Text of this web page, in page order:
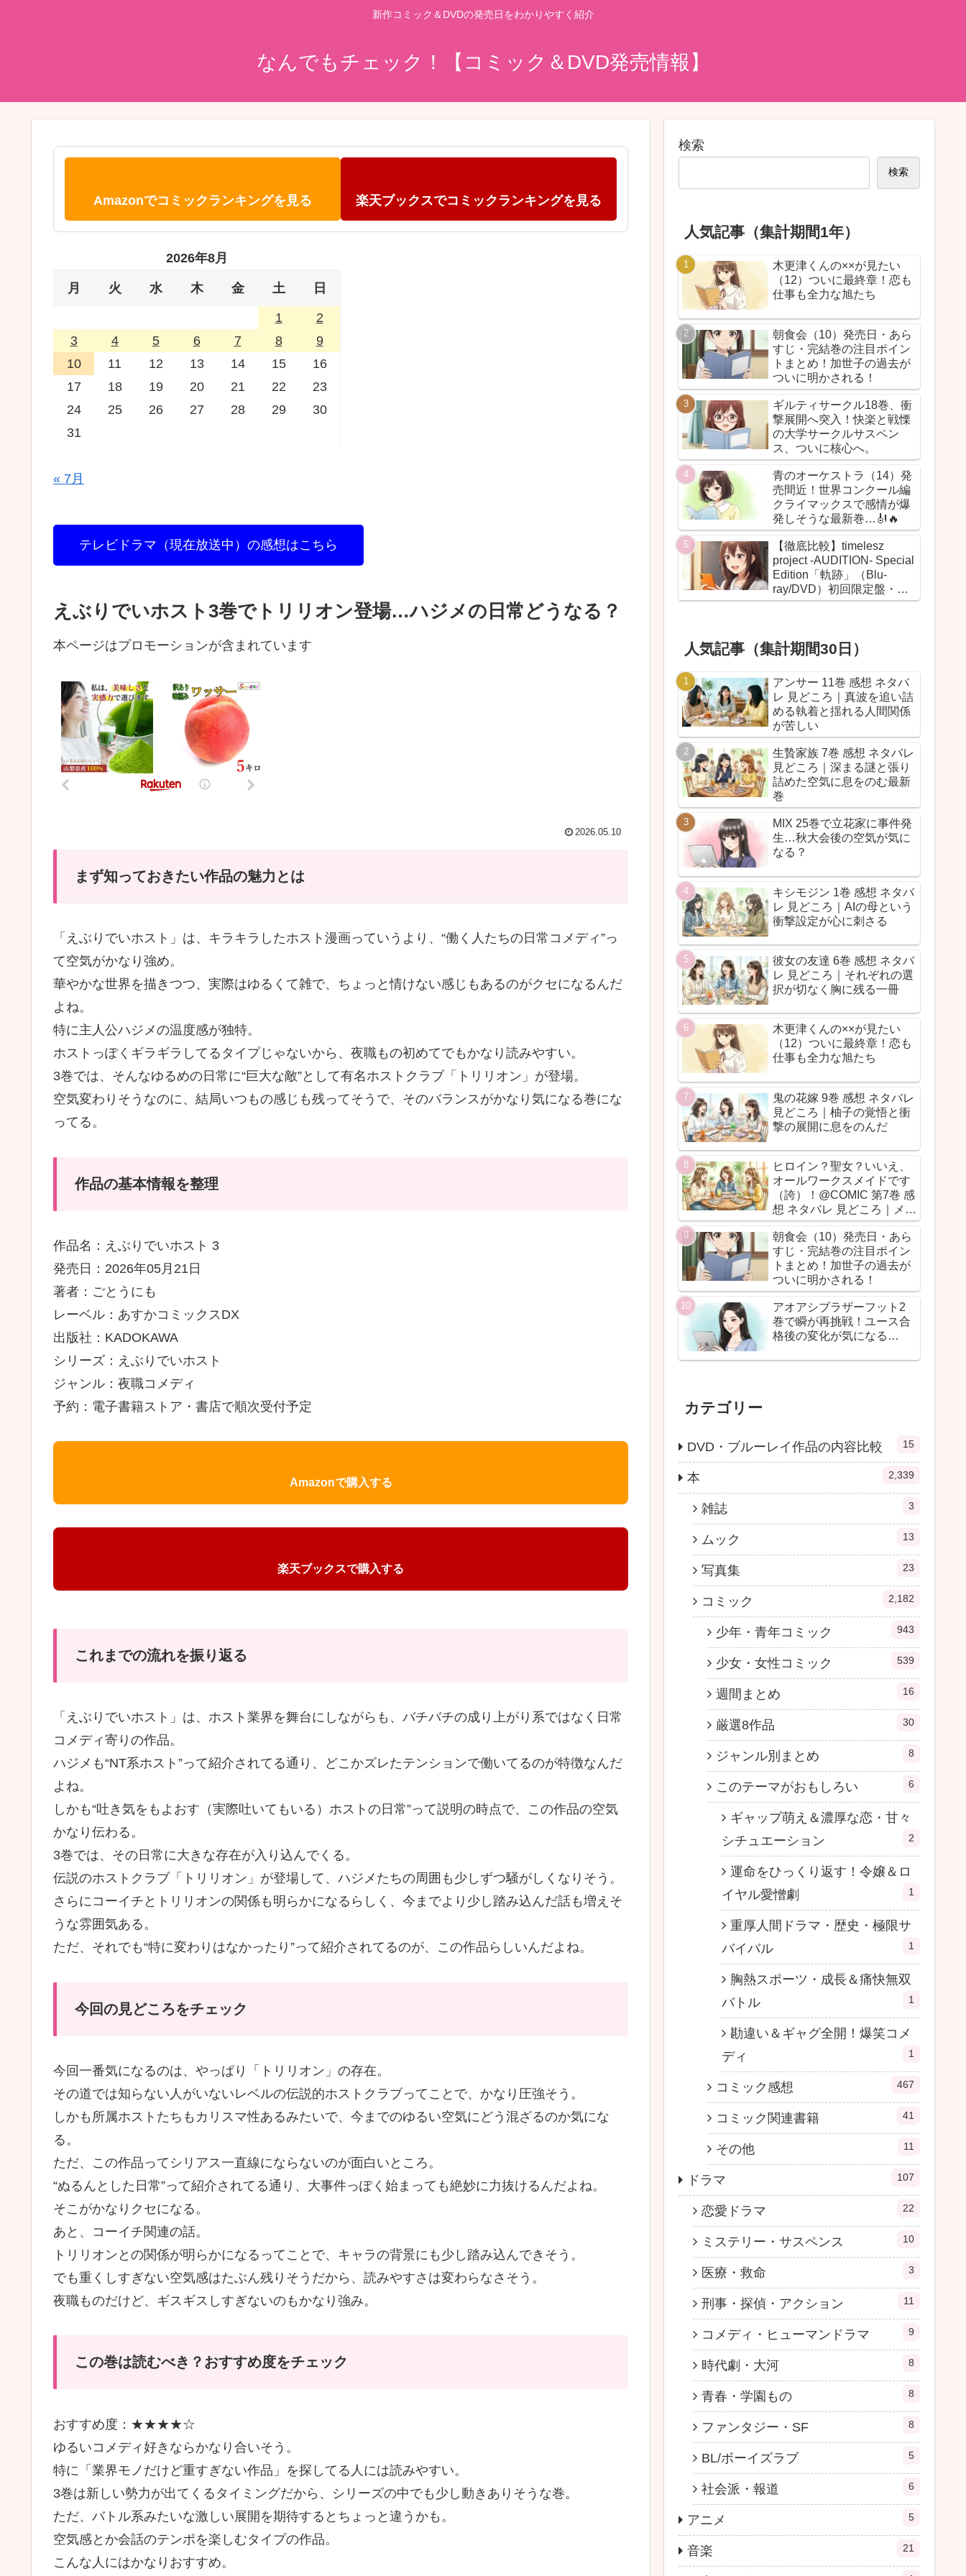
新作コミック＆DVDの発売日をわかりやすく紹介
なんでもチェック！【コミック＆DVD発売情報】
Amazonでコミックランキングを見る 楽天ブックスでコミックランキングを見る
2026年8月
月 火 水 木 金 土 日
1
2
3
4 5 6 7 8
9
10
11 12 13 14 15
16
17
18 19 20 21 22
23
24
25 26 27 28 29
30
31
« 7月
テレビドラマ（現在放送中）の感想はこちら
えぶりでいホスト3巻でトリリオン登場…ハジメの日常どうなる？
本ページはプロモーションが含まれています
2026.05.10
まず知っておきたい作品の魅力とは
「えぶりでいホスト」は、キラキラしたホスト漫画っていうより、“働く人たちの日常コメディ”っ
て空気がかなり強め。
華やかな世界を描きつつ、実際はゆるくて雑で、ちょっと情けない感じもあるのがクセになるんだ
よね。
特に主人公ハジメの温度感が独特。
ホストっぽくギラギラしてるタイプじゃないから、夜職もの初めてでもかなり読みやすい。
3巻では、そんなゆるめの日常に“巨大な敵”として有名ホストクラブ「トリリオン」が登場。
空気変わりそうなのに、結局いつもの感じも残ってそうで、そのバランスがかなり気になる巻にな
ってる。
作品の基本情報を整理
作品名：えぶりでいホスト 3
発売日：2026年05月21日
著者：ごとうにも
レーベル：あすかコミックスDX
出版社：KADOKAWA
シリーズ：えぶりでいホスト
ジャンル：夜職コメディ
予約：電子書籍ストア・書店で順次受付予定
Amazonで購入する
楽天ブックスで購入する
これまでの流れを振り返る
「えぶりでいホスト」は、ホスト業界を舞台にしながらも、バチバチの成り上がり系ではなく日常
コメディ寄りの作品。
ハジメも“NT系ホスト”って紹介されてる通り、どこかズレたテンションで働いてるのが特徴なんだ
よね。
しかも“吐き気をもよおす（実際吐いてもいる）ホストの日常”って説明の時点で、この作品の空気
かなり伝わる。
3巻では、その日常に大きな存在が入り込んでくる。
伝説のホストクラブ「トリリオン」が登場して、ハジメたちの周囲も少しずつ騒がしくなりそう。
さらにコーイチとトリリオンの関係も明らかになるらしく、今までより少し踏み込んだ話も増えそ
うな雰囲気ある。
ただ、それでも“特に変わりはなかったり”って紹介されてるのが、この作品らしいんだよね。
今回の見どころをチェック
今回一番気になるのは、やっぱり「トリリオン」の存在。
その道では知らない人がいないレベルの伝説的ホストクラブってことで、かなり圧強そう。
しかも所属ホストたちもカリスマ性あるみたいで、今までのゆるい空気にどう混ざるのか気にな
る。
ただ、この作品ってシリアス一直線にならないのが面白いところ。
“ぬるんとした日常”って紹介されてる通り、大事件っぽく始まっても絶妙に力抜けるんだよね。
そこがかなりクセになる。
あと、コーイチ関連の話。
トリリオンとの関係が明らかになるってことで、キャラの背景にも少し踏み込んできそう。
でも重くしすぎない空気感はたぶん残りそうだから、読みやすさは変わらなさそう。
夜職ものだけど、ギスギスしすぎないのもかなり強み。
この巻は読むべき？おすすめ度をチェック
おすすめ度：★★★★☆
ゆるいコメディ好きならかなり合いそう。
特に「業界モノだけど重すぎない作品」を探してる人には読みやすい。
3巻は新しい勢力が出てくるタイミングだから、シリーズの中でも少し動きありそうな巻。
ただ、バトル系みたいな激しい展開を期待するとちょっと違うかも。
空気感とか会話のテンポを楽しむタイプの作品。
こんな人にはかなりおすすめ。
検索
検索
人気記事（集計期間1年）
木更津くんの××が見たい
（12）ついに最終章！恋も
仕事も全力な旭たち
朝食会（10）発売日・あら
すじ・完結巻の注目ポイン
トまとめ！加世子の過去が
ついに明かされる！
ギルティサークル18巻、衝
撃展開へ突入！快楽と戦慄
の大学サークルサスペン
ス、ついに核心へ。
青のオーケストラ（14）発
売間近！世界コンクール編
クライマックスで感情が爆
発しそうな最新巻…🎻🔥
【徹底比較】timelesz
project -AUDITION- Special
Edition「軌跡」（Blu-
ray/DVD）初回限定盤・通
常盤の違いまとめ！【グッ
人気記事（集計期間30日）
アンサー 11巻 感想 ネタバ
レ 見どころ｜真波を追い詰
める執着と揺れる人間関係
が苦しい
生贄家族 7巻 感想 ネタバレ
見どころ｜深まる謎と張り
詰めた空気に息をのむ最新
巻
MIX 25巻で立花家に事件発
生…秋大会後の空気が気に
なる？
キシモジン 1巻 感想 ネタバ
レ 見どころ｜AIの母という
衝撃設定が心に刺さる
彼女の友達 6巻 感想 ネタバ
レ 見どころ｜それぞれの選
択が切なく胸に残る一冊
木更津くんの××が見たい
（12）ついに最終章！恋も
仕事も全力な旭たち
鬼の花嫁 9巻 感想 ネタバレ
見どころ｜柚子の覚悟と衝
撃の展開に息をのんだ
ヒロイン？聖女？いいえ、
オールワークスメイドです
（誇）！@COMIC 第7巻 感
想 ネタバレ 見どころ｜メイ
ド魂が今回も全力だった
朝食会（10）発売日・あら
すじ・完結巻の注目ポイン
トまとめ！加世子の過去が
ついに明かされる！
アオアシブラザーフット2
巻で瞬が再挑戦！ユース合
格後の変化が気になる…
カテゴリー
DVD・ブルーレイ作品の内容比較 15
本 2,339
雑誌 3
ムック 13
写真集 23
コミック 2,182
少年・青年コミック 943
少女・女性コミック 539
週間まとめ 16
厳選8作品 30
ジャンル別まとめ 8
このテーマがおもしろい 6
ギャップ萌え＆濃厚な恋・甘々
シチュエーション
2
運命をひっくり返す！令嬢＆ロ
イヤル愛憎劇
1
重厚人間ドラマ・歴史・極限サ
バイバル
1
胸熱スポーツ・成長＆痛快無双
バトル
1
勘違い＆ギャグ全開！爆笑コメ
ディ
1
コミック感想 467
コミック関連書籍 41
その他 11
ドラマ 107
恋愛ドラマ 22
ミステリー・サスペンス 10
医療・救命 3
刑事・探偵・アクション 11
コメディ・ヒューマンドラマ 9
時代劇・大河 8
青春・学園もの 8
ファンタジー・SF 8
BL/ボーイズラブ 5
社会派・報道 6
アニメ 5
音楽 21